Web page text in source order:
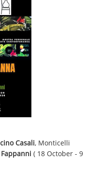
Casali, Monticelli
( 18 October - 9